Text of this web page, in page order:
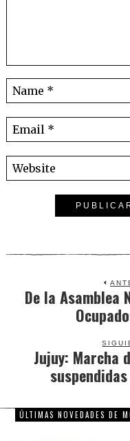
De la Asamblea
Jujuy: Marcha
ÚLTIMAS NOVEDADES DE